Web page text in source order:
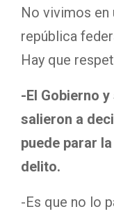
No vivimos en
república
Hay que
-El Gobierno
salieron a
puede parar
delito.
-Es que no lo